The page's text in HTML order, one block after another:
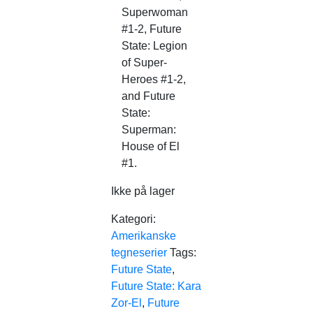
Superwoman
#1-2, Future
State: Legion
of Super-
Heroes #1-2,
and Future
State:
Superman:
House of El
#1.
Ikke på lager
Kategori:
Amerikanske
tegneserier Tags:
Future State,
Future State: Kara
Zor-El , Future